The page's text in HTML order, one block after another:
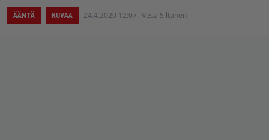
ÄÄNTÄ KUVAA 24.4.2020 12:07 Vesa Siltanen